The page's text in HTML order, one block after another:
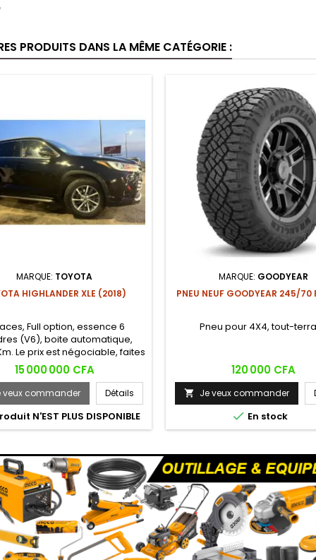
PRODUITS DANS LA MÊME CATÉGORIE :
MARQUE: TOYOTA
HIGHLANDER XLE (2018)
Full option, essence 6
(V6), boite automatique,
Le prix est négociable, faites
votre offre !!!
Prix
15 000 000 CFA
veux commander Détails
N'EST PLUS DISPONIBLE
MARQUE: GOODYEAR
PNEU NEUF GOODYEAR 245/70
Pneu pour 4X4, tout-
Prix
120 000 CFA
 Je veux commander
 En stock